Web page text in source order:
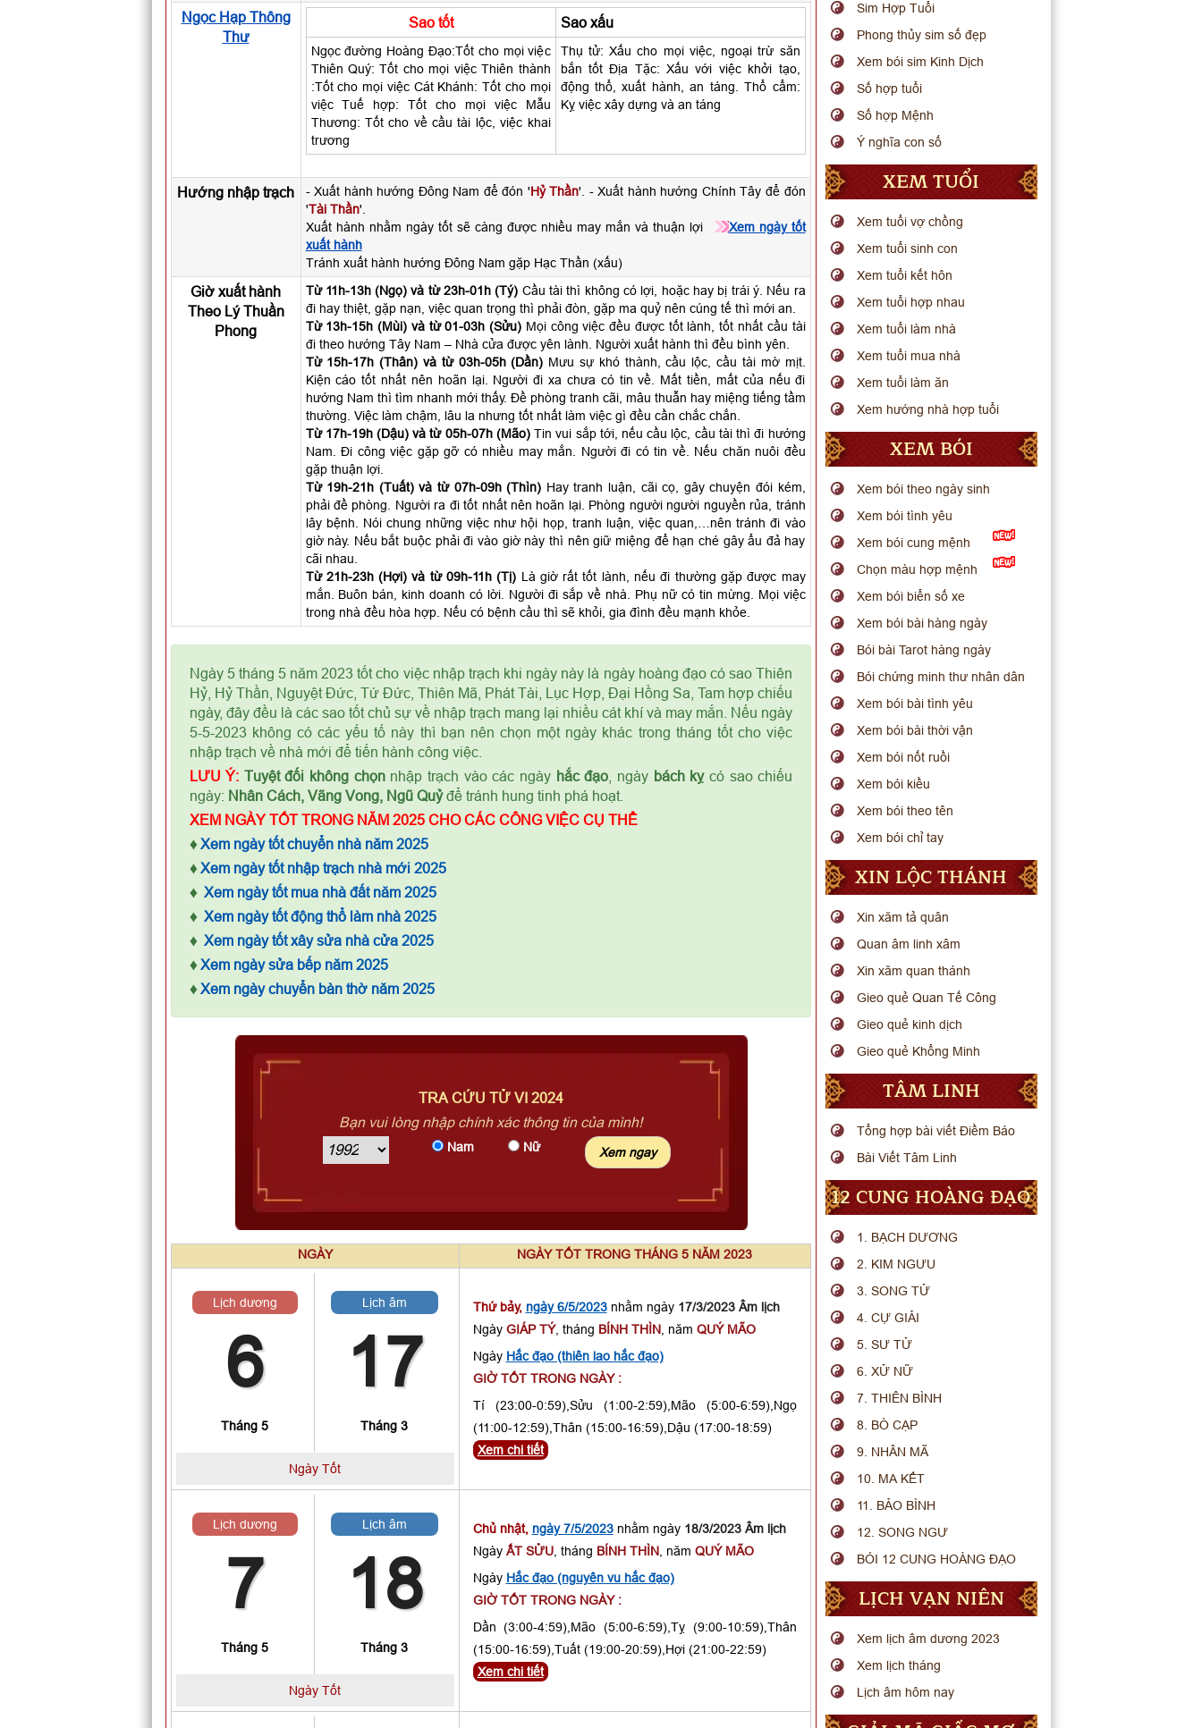
Ngọc Hạp Thông
Thư
Sao tốt Sao xấu
Ngọc đường Hoàng Đạo:Tốt cho mọi việc
Thiên Quý: Tốt cho mọi việc Thiên thành
:Tốt cho mọi việc Cát Khánh: Tốt cho mọi
việc Tuế hợp: Tốt cho mọi việc Mẫu
Thương: Tốt cho về cầu tài lộc, việc khai
trương
Thụ tử: Xấu cho mọi việc, ngoại trừ săn
bắn tốt Địa Tặc: Xấu với việc khởi tạo,
động thổ, xuất hành, an táng. Thổ cẩm:
Kỵ việc xây dựng và an táng
Hướng nhập trạch - Xuất hành hướng Đông Nam để đón 'Hỷ Thần'. - Xuất hành hướng Chính Tây để đón
'Tài Thần'.
Xuất hành nhằm ngày tốt sẽ càng được nhiều may mắn và thuận lợi
Xem ngày tốt
xuất hành
Tránh xuất hành hướng Đông Nam gặp Hạc Thần (xấu)
Giờ xuất hành
Theo Lý Thuần
Phong
Từ 11h-13h (Ngọ) và từ 23h-01h (Tý) Cầu tài thì không có lợi, hoặc hay bị trái ý. Nếu ra
đi hay thiệt, gặp nạn, việc quan trọng thì phải đòn, gặp ma quỷ nên cúng tế thì mới an.
Từ 13h-15h (Mùi) và từ 01-03h (Sửu) Mọi công việc đều được tốt lành, tốt nhất cầu tài
đi theo hướng Tây Nam – Nhà cửa được yên lành. Người xuất hành thì đều bình yên.
Từ 15h-17h (Thân) và từ 03h-05h (Dần) Mưu sự khó thành, cầu lộc, cầu tài mờ mịt.
Kiện cáo tốt nhất nên hoãn lại. Người đi xa chưa có tin về. Mất tiền, mất của nếu đi
hướng Nam thì tìm nhanh mới thấy. Đề phòng tranh cãi, mâu thuẫn hay miệng tiếng tầm
thường. Việc làm chậm, lâu la nhưng tốt nhất làm việc gì đều cần chắc chắn.
Từ 17h-19h (Dậu) và từ 05h-07h (Mão) Tin vui sắp tới, nếu cầu lộc, cầu tài thì đi hướng
Nam. Đi công việc gặp gỡ có nhiều may mắn. Người đi có tin về. Nếu chăn nuôi đều
gặp thuận lợi.
Từ 19h-21h (Tuất) và từ 07h-09h (Thìn) Hay tranh luận, cãi cọ, gây chuyện đói kém,
phải đề phòng. Người ra đi tốt nhất nên hoãn lại. Phòng người người nguyền rủa, tránh
lây bệnh. Nói chung những việc như hội họp, tranh luận, việc quan,…nên tránh đi vào
giờ này. Nếu bắt buộc phải đi vào giờ này thì nên giữ miệng để hạn ché gây ẩu đả hay
cãi nhau.
Từ 21h-23h (Hợi) và từ 09h-11h (Tị) Là giờ rất tốt lành, nếu đi thường gặp được may
mắn. Buôn bán, kinh doanh có lời. Người đi sắp về nhà. Phụ nữ có tin mừng. Mọi việc
trong nhà đều hòa hợp. Nếu có bệnh cầu thì sẽ khỏi, gia đình đều mạnh khỏe.
Ngày 5 tháng 5 năm 2023 tốt cho việc nhập trạch khi ngày này là ngày hoàng đạo có sao Thiên
Hỷ, Hỷ Thần, Nguyệt Đức, Tứ Đức, Thiên Mã, Phát Tài, Lục Hợp, Đại Hồng Sa, Tam hợp chiếu
ngày, đây đều là các sao tốt chủ sự về nhập trạch mang lại nhiều cát khí và may mắn. Nếu ngày
5-5-2023 không có các yếu tố này thì bạn nên chọn một ngày khác trong tháng tốt cho việc
nhập trạch về nhà mới để tiến hành công việc.
LƯU Ý: Tuyệt đối không chọnnhập trạch vào các ngày hắc đạo , ngày bách kỵcó sao chiếu
ngày: Nhân Cách, Vãng Vong, Ngũ Quỷđể tránh hung tinh phá hoạt.
XEM NGÀY TỐT TRONG NĂM 2025 CHO CÁC CÔNG VIỆC CỤ THỂ
♦ Xem ngày tốt chuyển nhà năm 2025
♦ Xem ngày tốt nhập trạch nhà mới 2025
♦ Xem ngày tốt mua nhà đất năm 2025
♦ Xem ngày tốt động thổ làm nhà 2025
♦ Xem ngày tốt xây sửa nhà cửa 2025
♦ Xem ngày sửa bếp năm 2025
♦ Xem ngày chuyển bàn thờ năm 2025
TRA CỨU TỬ VI 2024
Bạn vui lòng nhập chính xác thông tin của mình!
Nam Nữ
NGÀY NGÀY TỐT TRONG THÁNG 5 NĂM 2023
Lịch dương
6
Tháng 5
Lịch âm
17
Tháng 3
Ngày Tốt
Thứ bảy, ngày 6/5/2023nhằm ngày 17/3/2023 Âm lịch
Ngày GIÁP TÝ, tháng BÍNH THÌN, năm QUÝ MÃO
Ngày Hắc đạo (thiên lao hắc đạo)
GIỜ TỐT TRONG NGÀY :
Tí (23:00-0:59),Sửu (1:00-2:59),Mão (5:00-6:59),Ngọ
(11:00-12:59),Thân (15:00-16:59),Dậu (17:00-18:59)
Xem chi tiết
Lịch dương
7
Tháng 5
Lịch âm
18
Tháng 3
Ngày Tốt
Chủ nhật, ngày 7/5/2023nhằm ngày 18/3/2023 Âm lịch
Ngày ẤT SỬU, tháng BÍNH THÌN, năm QUÝ MÃO
Ngày Hắc đạo (nguyên vu hắc đạo)
GIỜ TỐT TRONG NGÀY :
Dần (3:00-4:59),Mão (5:00-6:59),Tỵ (9:00-10:59),Thân
(15:00-16:59),Tuất (19:00-20:59),Hợi (21:00-22:59)
Xem chi tiết
Sim Hợp Tuổi
Phong thủy sim số đẹp
Xem bói sim Kinh Dịch
Số hợp tuổi
Số hợp Mệnh
Ý nghĩa con số
XEM TUỔI
Xem tuổi vợ chồng
Xem tuổi sinh con
Xem tuổi kết hôn
Xem tuổi hợp nhau
Xem tuổi làm nhà
Xem tuổi mua nhà
Xem tuổi làm ăn
Xem hướng nhà hợp tuổi
XEM BÓI
Xem bói theo ngày sinh
Xem bói tình yêu
Xem bói cung mệnh
Chọn màu hợp mệnh
Xem bói biển số xe
Xem bói bài hàng ngày
Bói bài Tarot hàng ngày
Bói chứng minh thư nhân dân
Xem bói bài tình yêu
Xem bói bài thời vận
Xem bói nốt ruồi
Xem bói kiều
Xem bói theo tên
Xem bói chỉ tay
XIN LỘC THÁNH
Xin xăm tả quân
Quan âm linh xâm
Xin xăm quan thánh
Gieo quẻ Quan Tế Công
Gieo quẻ kinh dịch
Gieo quẻ Khổng Minh
TÂM LINH
Tổng hợp bài viết Điềm Báo
Bài Viết Tâm Linh
12 CUNG HOÀNG ĐẠO
1. BẠCH DƯƠNG
2. KIM NGƯU
3. SONG TỬ
4. CỰ GIẢI
5. SƯ TỬ
6. XỬ NỮ
7. THIÊN BÌNH
8. BÒ CẠP
9. NHÂN MÃ
10. MA KẾT
11. BẢO BÌNH
12. SONG NGƯ
BÓI 12 CUNG HOÀNG ĐẠO
LỊCH VẠN NIÊN
Xem lịch âm dương 2023
Xem lịch tháng
Lịch âm hôm nay